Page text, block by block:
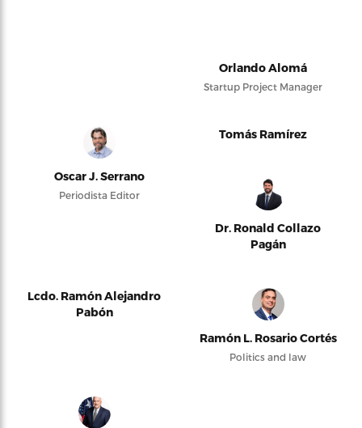
Orlando Alomá
Startup Project Manager
Oscar J. Serrano
Periodista Editor
Tomás Ramírez
Dr. Ronald Collazo
Pagán
Lcdo. Ramón Alejandro
Pabón
Ramón L. Rosario Cortés
Politics and law